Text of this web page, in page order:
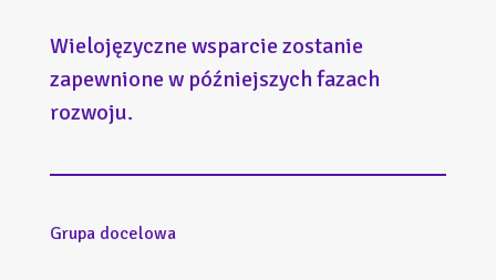
Wielojęzyczne wsparcie zostanie
zapewnione w późniejszych fazach
rozwoju.
Grupa docelowa